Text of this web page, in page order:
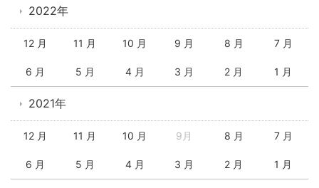
2022年
12 月 11 月 10 月 9 月 8 月 7 月
6 月 5 月 4 月 3 月 2 月 1 月
2021年
12 月 11 月 10 月 9月 8 月 7 月
6 月 5 月 4 月 3 月 2 月 1 月